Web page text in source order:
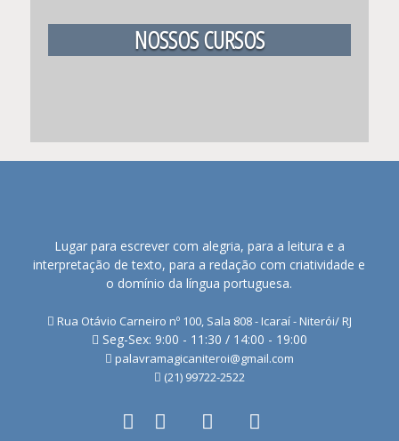
NOSSOS CURSOS
Lugar para escrever com alegria, para a leitura e a
interpretação de texto, para a redação com criatividade e
o domínio da língua portuguesa.
Rua Otávio Carneiro nº 100, Sala 808 - Icaraí - Niterói/ RJ
Seg-Sex: 9:00 - 11:30 / 14:00 - 19:00
palavramagicaniteroi@gmail.com
(21) 99722-2522